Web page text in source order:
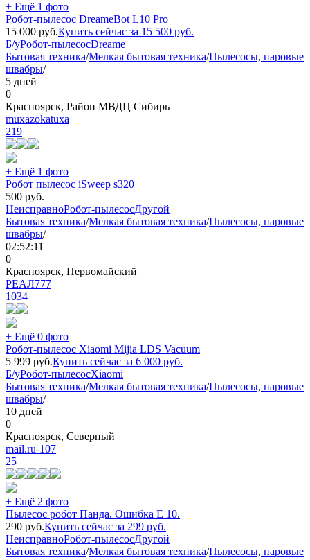
+ Ещё 1 фото
Робот-пылесос DreameBot L10 Pro
15 000 руб.Купить сейчас за 15 500 руб.
Б/уРобот-пылесосDreame
Бытовая техника/Мелкая бытовая техника/Пылесосы, паровые
швабры/
5 дней
0
Красноярск, Район МВДЦ Сибирь
muxazokatuxa
219
+ Ещё 1 фото
Робот пылесос iSweep s320
500 руб.
НеисправноРобот-пылесосДругой
Бытовая техника/Мелкая бытовая техника/Пылесосы, паровые
швабры/
02:52:11
0
Красноярск, Первомайский
РЕАЛ777
1034
+ Ещё 0 фото
Робот-пылесос Xiaomi Mijia LDS Vacuum
5 999 руб.Купить сейчас за 6 000 руб.
Б/уРобот-пылесосXiaomi
Бытовая техника/Мелкая бытовая техника/Пылесосы, паровые
швабры/
10 дней
0
Красноярск, Северный
mail.ru-107
25
+ Ещё 2 фото
Пылесос робот Панда. Ошибка Е 10.
290 руб.Купить сейчас за 299 руб.
НеисправноРобот-пылесосДругой
Бытовая техника/Мелкая бытовая техника/Пылесосы, паровые